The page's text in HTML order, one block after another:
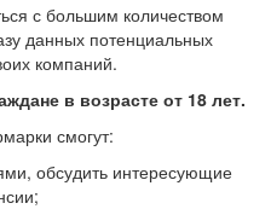
с большим количеством
данных потенциальных
компаний.
в возрасте от 18 лет.
смогут:
обсудить интересующие